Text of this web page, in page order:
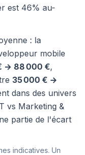
est 46% au-
: la
mobile
→ 88 000 €,
35 000 € →
dans des univers
vs Marketing &
partie de l'écart
indicatives. Un